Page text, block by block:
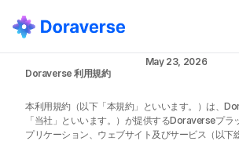
利用規約
May 23, 2026
Doraverse 利用規約
本利用規約（以下「本規約」といいます。）は、
「当社」といいます。）が提供するDoraverseプラ
プリケーション、ウェブサイト及びサービス（以下